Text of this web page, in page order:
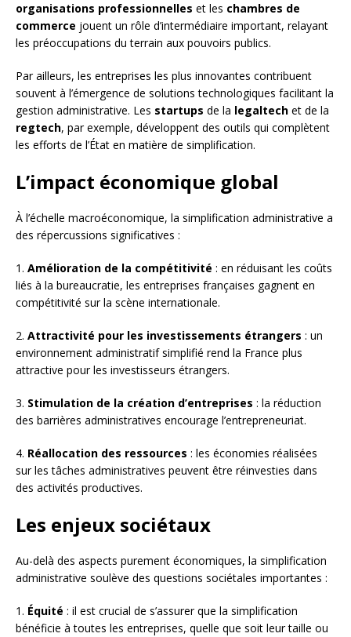
organisations professionnelles et les chambres de
commerce jouent un rôle d’intermédiaire important, relayant
les préoccupations du terrain aux pouvoirs publics.
Par ailleurs, les entreprises les plus innovantes contribuent
souvent à l’émergence de solutions technologiques facilitant la
gestion administrative. Les startups de la legaltech et de la
regtech, par exemple, développent des outils qui complètent
les efforts de l’État en matière de simplification.
L’impact économique global
À l’échelle macroéconomique, la simplification administrative a
des répercussions significatives :
1. Amélioration de la compétitivité : en réduisant les coûts
liés à la bureaucratie, les entreprises françaises gagnent en
compétitivité sur la scène internationale.
2. Attractivité pour les investissements étrangers : un
environnement administratif simplifié rend la France plus
attractive pour les investisseurs étrangers.
3. Stimulation de la création d’entreprises : la réduction
des barrières administratives encourage l’entrepreneuriat.
4. Réallocation des ressources : les économies réalisées
sur les tâches administratives peuvent être réinvesties dans
des activités productives.
Les enjeux sociétaux
Au-delà des aspects purement économiques, la simplification
administrative soulève des questions sociétales importantes :
1. Équité : il est crucial de s’assurer que la simplification
bénéficie à toutes les entreprises, quelle que soit leur taille ou